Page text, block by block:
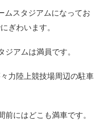
ムスタジアムになってお
ぎわいます。
アムは満員です。
力陸上競技場周辺の駐車
にはどこも満車です。